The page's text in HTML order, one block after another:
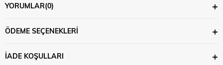
YORUMLAR(0)
ÖDEME SEÇENEKLERI
İADE KOŞULLARI